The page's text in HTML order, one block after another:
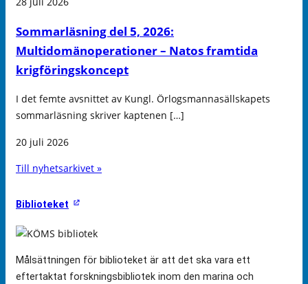
Sommarläsning del 5, 2026:
Multidomänoperationer – Natos framtida
krigföringskoncept
I det femte avsnittet av Kungl. Örlogsmannasällskapets
sommarläsning skriver kaptenen […]
20 juli 2026
Till nyhetsarkivet »
Biblioteket
Målsättningen för biblioteket är att det ska vara ett
eftertaktat forskningsbibliotek inom den marina och